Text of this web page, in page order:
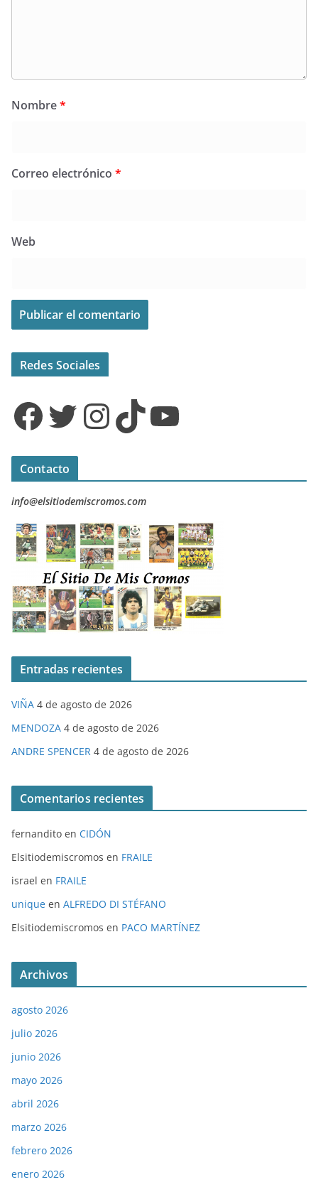
Nombre*
Correo electrónico *
Web
Redes Sociales
Facebook Twitter InstagramTikTok YouTube
Contacto
info@elsitiodemiscromos.com
Entradas recientes
VIÑA 4 de agosto de 2026
MENDOZA 4 de agosto de 2026
ANDRE SPENCER 4 de agosto de 2026
Comentarios recientes
fernandito en CIDÓN
Elsitiodemiscromos en FRAILE
israel en FRAILE
unique en ALFREDO DI STÉFANO
Elsitiodemiscromos en PACO MARTÍNEZ
Archivos
agosto 2026
julio 2026
junio 2026
mayo 2026
abril 2026
marzo 2026
febrero 2026
enero 2026